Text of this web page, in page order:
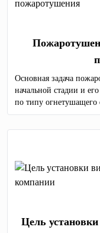
Основная задача
начальной стадии и
по типу огнетушащего
порошковые; газовые;
Цель